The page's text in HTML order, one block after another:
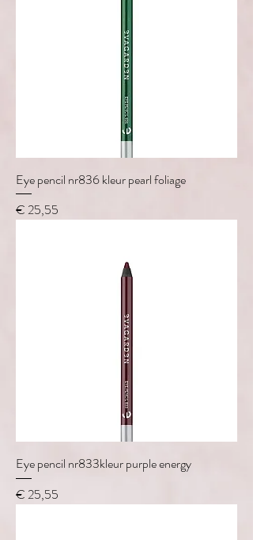
Eye pencil nr836 kleur pearl foliage
Prijs
€ 25,55
Eye pencil nr833kleur purple energy
Prijs
€ 25,55